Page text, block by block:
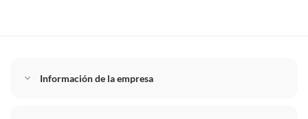
Información de la empresa